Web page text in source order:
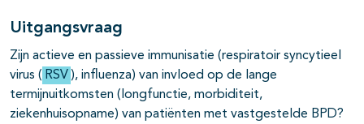
Uitgangsvraag
Zijn actieve en passieve immunisatie (respiratoir syncytieel
virus ( RSV ), influenza) van invloed op de lange
termijnuitkomsten (longfunctie, morbiditeit,
ziekenhuisopname) van patiënten met vastgestelde BPD?